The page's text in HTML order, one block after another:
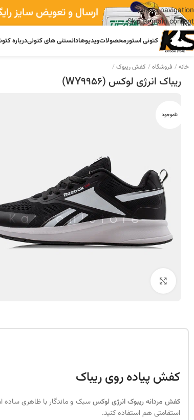
Skip to navigation
Skip to main content
ارسال و تعویض سایز
کتونی استورمحصولاتویدیوهادانستنی های کتونیدرباره
خانه فروشگاه کفش ریبوک
ریباک انرژی لوکس (WY9956)
ناموجود
کفش پیاده روی ریباک
کفش مردانه ریبوک انرژی لوکسسبک و ماندگار با ظاهری ساده
استقامتی هم استفاده کنید.